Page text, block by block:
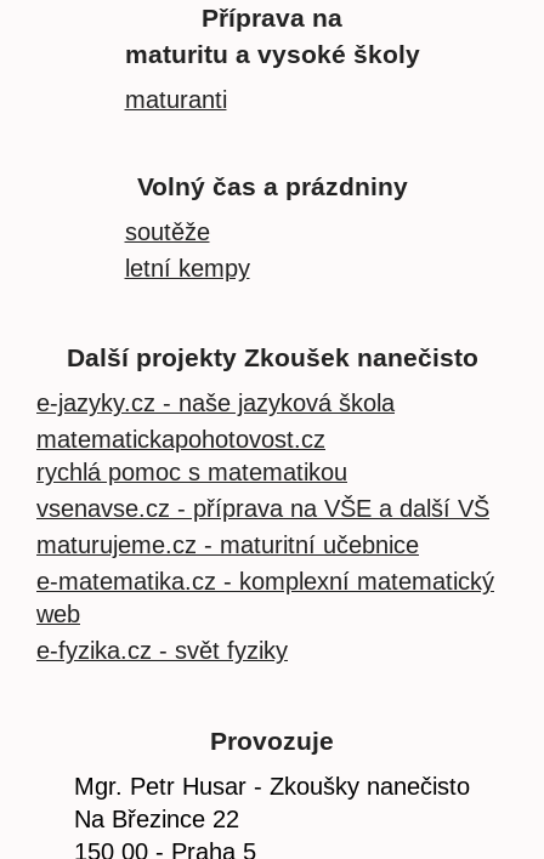
Příprava na
maturitu a vysoké školy
maturanti
Volný čas a prázdniny
soutěže
letní kempy
Další projekty Zkoušek nanečisto
e-jazyky.cz - naše jazyková škola
matematickapohotovost.cz
rychlá pomoc s matematikou
vsenavse.cz - příprava na VŠE a další VŠ
maturujeme.cz - maturitní učebnice
e-matematika.cz - komplexní matematický
web
e-fyzika.cz - svět fyziky
Provozuje
Mgr. Petr Husar - Zkoušky nanečisto
Na Březince 22
150 00 - Praha 5